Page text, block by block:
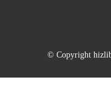
© Copyright